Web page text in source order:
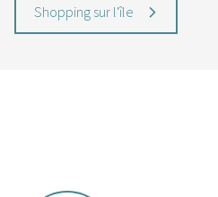
Shopping sur l'île